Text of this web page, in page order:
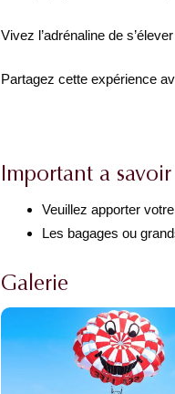
Vivez l’adrénaline de
Partagez cette expérience
Important a savoir
Veuillez apporter
Les bagages ou
Galerie